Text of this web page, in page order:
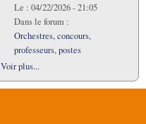
Le : 04/22/2026 - 21:05
Dans le forum :
Orchestres, concours,
professeurs, postes
Voir plus...